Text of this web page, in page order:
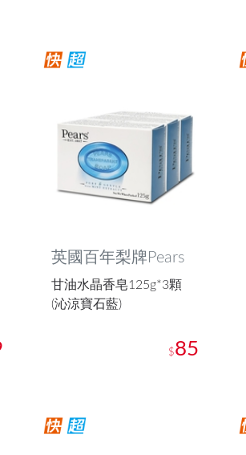
英國百年梨牌Pears
甘油水晶香皂125g*3顆
(沁涼寶石藍)
$85